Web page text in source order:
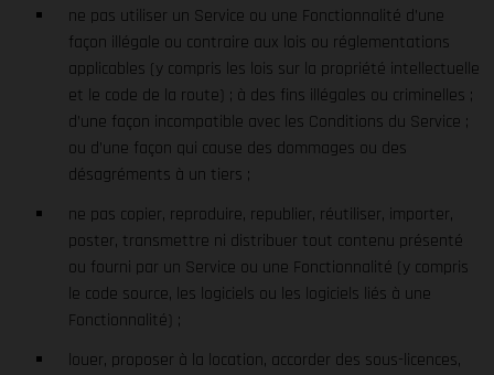
ne pas utiliser un Service ou une Fonctionnalité d’une
façon illégale ou contraire aux lois ou réglementations
applicables (y compris les lois sur la propriété intellectuelle
et le code de la route) ; à des fins illégales ou criminelles ;
d’une façon incompatible avec les Conditions du Service ;
ou d’une façon qui cause des dommages ou des
désagréments à un tiers ;
ne pas copier, reproduire, republier, réutiliser, importer,
poster, transmettre ni distribuer tout contenu présenté
ou fourni par un Service ou une Fonctionnalité (y compris
le code source, les logiciels ou les logiciels liés à une
Fonctionnalité) ;
louer, proposer à la location, accorder des sous-licences,